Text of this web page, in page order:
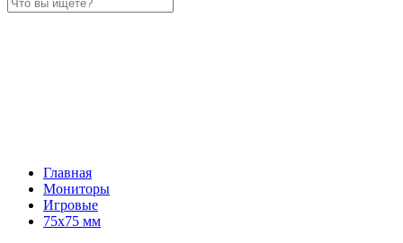
Главная
Мониторы
Игровые
75x75 мм